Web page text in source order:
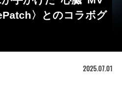
〉とのコラボグ
2025.07.01